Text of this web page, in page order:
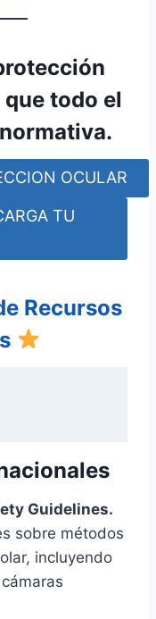
todo el
OCULAR
TU
Recursos
Guidelines.
sobre métodos
incluyendo